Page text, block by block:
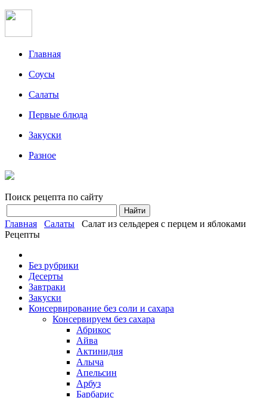
Главная
Соусы
Салаты
Первые блюда
Закуски
Разное
Поиск рецепта по сайту
Главная Салаты
Салат из сельдерея с перцем и яблоками
Рецепты
Без рубрики
Десерты
Завтраки
Закуски
Консервирование без соли и сахара
Консервируем без сахара
Абрикос
Айва
Актинидия
Алыча
Апельсин
Арбуз
Барбарис